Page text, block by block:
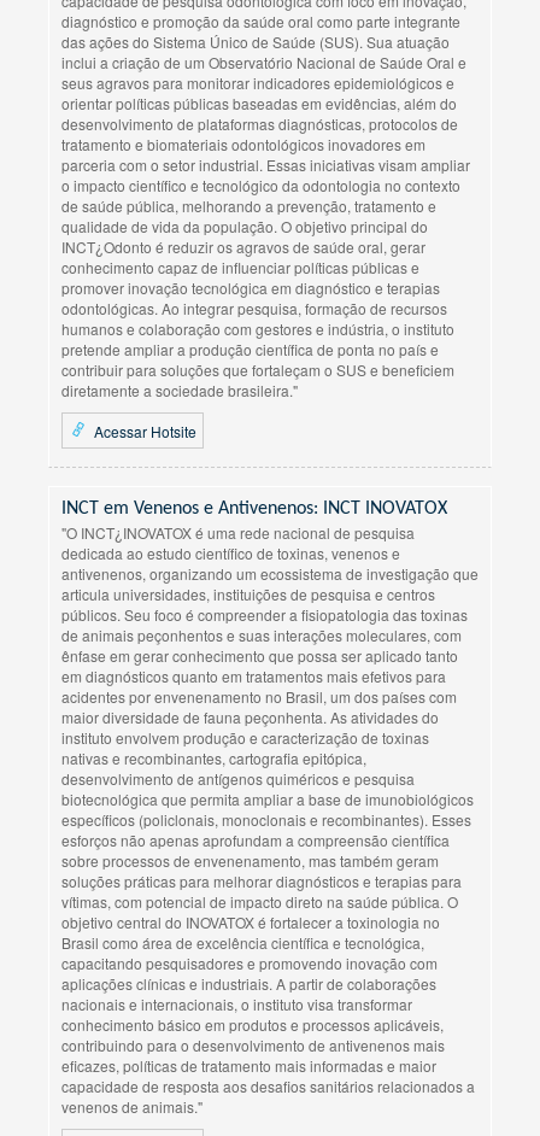
diagnóstico e promoção da saúde oral como parte integrante
das ações do Sistema Único de Saúde (SUS). Sua atuação
inclui a criação de um Observatório Nacional de Saúde Oral e
seus agravos para monitorar indicadores epidemiológicos e
orientar políticas públicas baseadas em evidências, além do
desenvolvimento de plataformas diagnósticas, protocolos de
tratamento e biomateriais odontológicos inovadores em
parceria com o setor industrial. Essas iniciativas visam ampliar
o impacto científico e tecnológico da odontologia no contexto
de saúde pública, melhorando a prevenção, tratamento e
qualidade de vida da população. O objetivo principal do
INCT¿Odonto é reduzir os agravos de saúde oral, gerar
conhecimento capaz de influenciar políticas públicas e
promover inovação tecnológica em diagnóstico e terapias
odontológicas. Ao integrar pesquisa, formação de recursos
humanos e colaboração com gestores e indústria, o instituto
pretende ampliar a produção científica de ponta no país e
contribuir para soluções que fortaleçam o SUS e beneficiem
diretamente a sociedade brasileira."
Acessar Hotsite
INCT em Venenos e Antivenenos: INCT INOVATOX
"O INCT¿INOVATOX é uma rede nacional de pesquisa
dedicada ao estudo científico de toxinas, venenos e
antivenenos, organizando um ecossistema de investigação que
articula universidades, instituições de pesquisa e centros
públicos. Seu foco é compreender a fisiopatologia das toxinas
de animais peçonhentos e suas interações moleculares, com
ênfase em gerar conhecimento que possa ser aplicado tanto
em diagnósticos quanto em tratamentos mais efetivos para
acidentes por envenenamento no Brasil, um dos países com
maior diversidade de fauna peçonhenta. As atividades do
instituto envolvem produção e caracterização de toxinas
nativas e recombinantes, cartografia epitópica,
desenvolvimento de antígenos quiméricos e pesquisa
biotecnológica que permita ampliar a base de imunobiológicos
específicos (policlonais, monoclonais e recombinantes). Esses
esforços não apenas aprofundam a compreensão científica
sobre processos de envenenamento, mas também geram
soluções práticas para melhorar diagnósticos e terapias para
vítimas, com potencial de impacto direto na saúde pública. O
objetivo central do INOVATOX é fortalecer a toxinologia no
Brasil como área de excelência científica e tecnológica,
capacitando pesquisadores e promovendo inovação com
aplicações clínicas e industriais. A partir de colaborações
nacionais e internacionais, o instituto visa transformar
conhecimento básico em produtos e processos aplicáveis,
contribuindo para o desenvolvimento de antivenenos mais
eficazes, políticas de tratamento mais informadas e maior
capacidade de resposta aos desafios sanitários relacionados a
venenos de animais."